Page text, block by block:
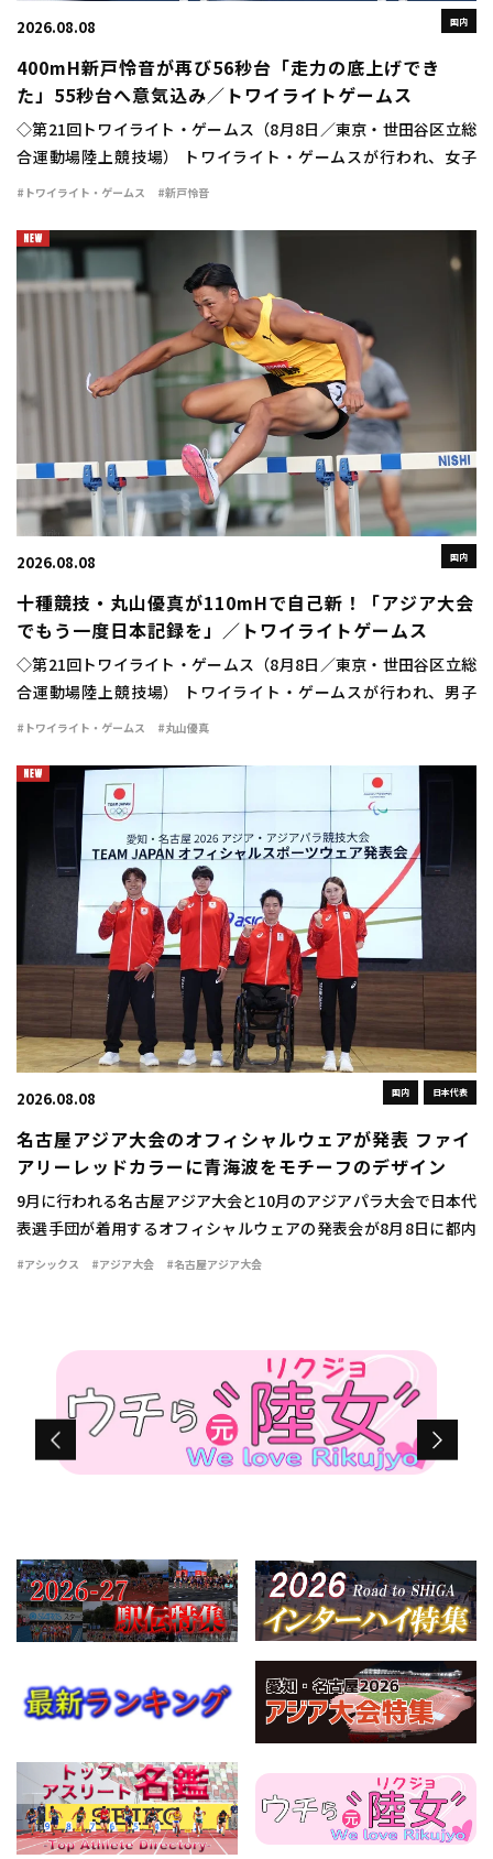
国内
2026.08.08
400mH新戸怜音が再び56秒台「走力の底上げでき
た」55秒台へ意気込み／トワイライトゲームス
◇第21回トワイライト・ゲームス（8月8日／東京・世田谷区立総
合運動場陸上競技場） トワイライト・ゲームスが行われ、女子
400mハードルは新戸怜音（VIDA）が56秒75の自己新で優勝し
#トワイライト・ゲームス #新戸怜音
国内
2026.08.08
十種競技・丸山優真が110mHで自己新！「アジア大会
でもう一度日本記録を」／トワイライトゲームス
◇第21回トワイライト・ゲームス（8月8日／東京・世田谷区立総
合運動場陸上競技場） トワイライト・ゲームスが行われ、男子
110mハードルに十種競技日本記録保持者の丸山優真（住友電工）
#トワイライト・ゲームス #丸山優真
国内 日本代表
2026.08.08
名古屋アジア大会のオフィシャルウェアが発表 ファイ
アリーレッドカラーに青海波をモチーフのデザイン
9月に行われる名古屋アジア大会と10月のアジアパラ大会で日本代
表選手団が着用するオフィシャルウェアの発表会が8月8日に都内
で行われた。 ウェアは情熱を燃え立つような赤い炎を示す「ファ
#アシックス #アジア大会 #名古屋アジア大会